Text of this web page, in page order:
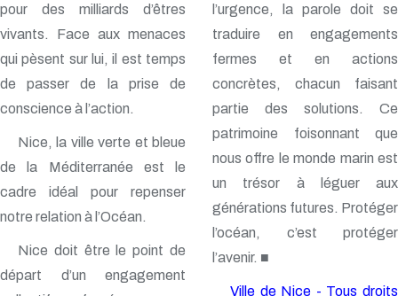
pour des milliards d’êtres
vivants. Face aux menaces
qui pèsent sur lui, il est temps
de passer de la prise de
conscience à l’action.
Nice, la ville verte et bleue
de la Méditerranée est le
cadre idéal pour repenser
notre relation à l’Océan.
Nice doit être le point de
départ d’un engagement
l’urgence, la parole doit se
traduire en engagements
fermes et en actions
concrètes, chacun faisant
partie des solutions. Ce
patrimoine foisonnant que
nous offre le monde marin est
un trésor à léguer aux
générations futures. Protéger
l’océan, c’est protéger
l’avenir. ■
Ville de Nice - Tous droits